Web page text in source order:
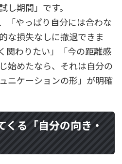
し期間」です。
「やっぱり自分には合わな
な損失なしに撤退できま
関わりたい」「今の距離感
始めたなら、それは自分の
ニケーションの形」が明確
くる「自分の向き・